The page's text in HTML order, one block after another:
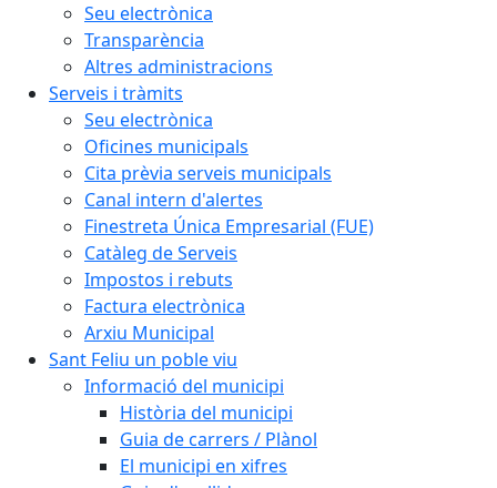
Seu electrònica
Transparència
Altres administracions
Serveis i tràmits
Seu electrònica
Oficines municipals
Cita prèvia serveis municipals
Canal intern d'alertes
Finestreta Única Empresarial (FUE)
Catàleg de Serveis
Impostos i rebuts
Factura electrònica
Arxiu Municipal
Sant Feliu un poble viu
Informació del municipi
Història del municipi
Guia de carrers / Plànol
El municipi en xifres